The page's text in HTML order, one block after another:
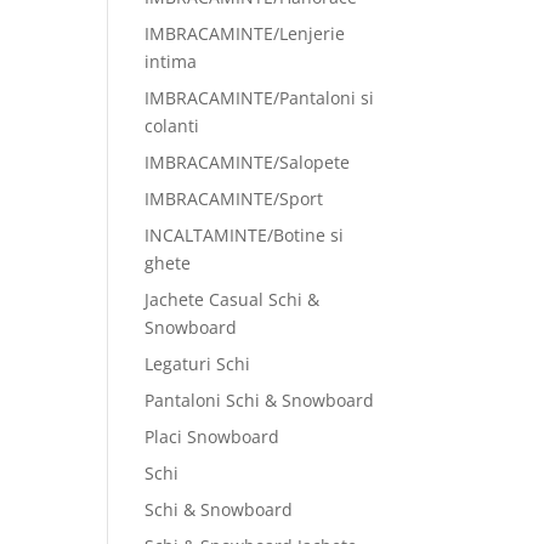
IMBRACAMINTE/Lenjerie
intima
IMBRACAMINTE/Pantaloni si
colanti
IMBRACAMINTE/Salopete
IMBRACAMINTE/Sport
INCALTAMINTE/Botine si
ghete
Jachete Casual Schi &
Snowboard
Legaturi Schi
Pantaloni Schi & Snowboard
Placi Snowboard
Schi
Schi & Snowboard